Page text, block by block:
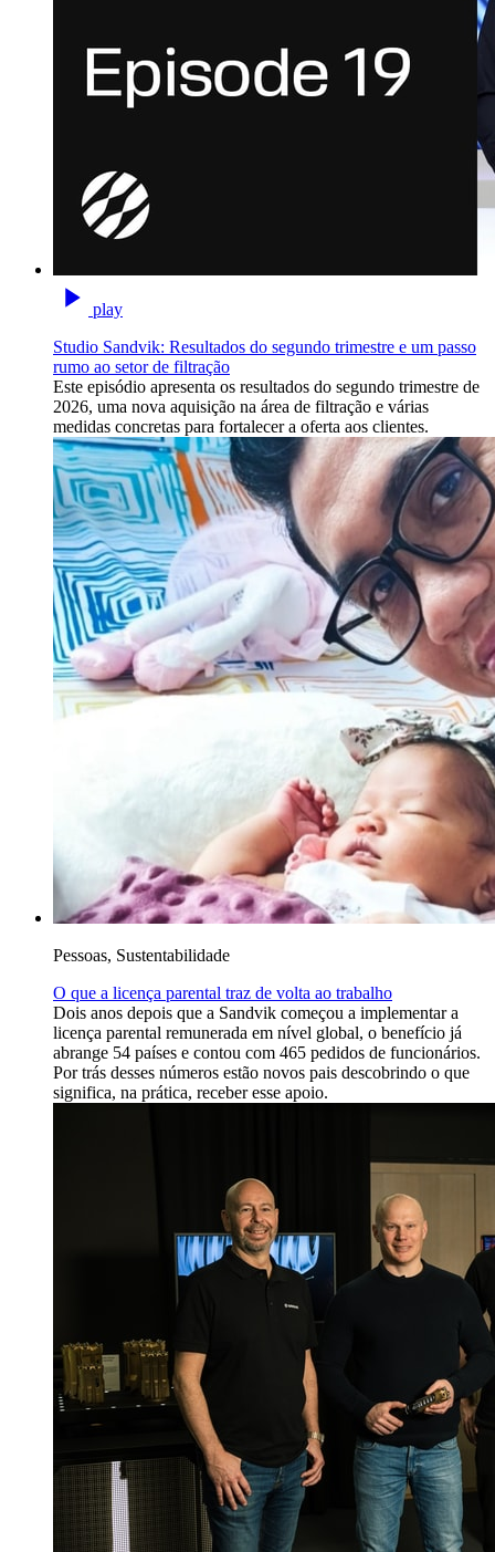
play
Studio Sandvik: Resultados do segundo trimestre e um passo
rumo ao setor de filtração
Este episódio apresenta os resultados do segundo trimestre de
2026, uma nova aquisição na área de filtração e várias
medidas concretas para fortalecer a oferta aos clientes.
Pessoas, Sustentabilidade
O que a licença parental traz de volta ao trabalho
Dois anos depois que a Sandvik começou a implementar a
licença parental remunerada em nível global, o benefício já
abrange 54 países e contou com 465 pedidos de funcionários.
Por trás desses números estão novos pais descobrindo o que
significa, na prática, receber esse apoio.